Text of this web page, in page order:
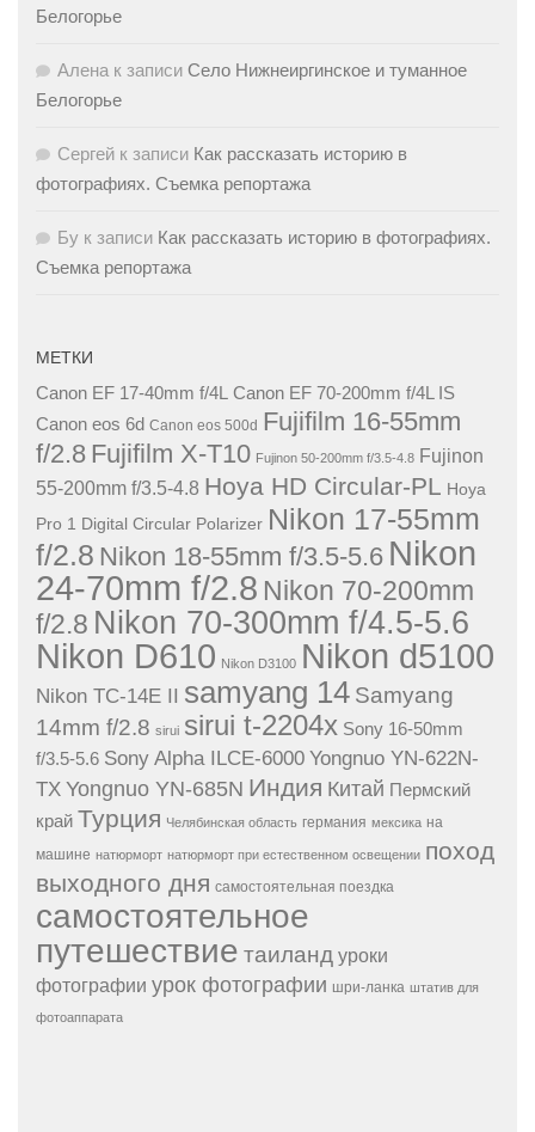
Белогорье
Алена к записи Село Нижнеиргинское и туманное
Белогорье
Сергей к записи Как рассказать историю в
фотографиях. Съемка репортажа
Бу к записи Как рассказать историю в фотографиях.
Съемка репортажа
МЕТКИ
Canon EF 17-40mm f/4L Canon EF 70-200mm f/4L IS
Canon eos 6d Canon eos 500d Fujifilm 16-55mm
f/2.8 Fujifilm X-T10 Fujinon 50-200mm f/3.5-4.8 Fujinon
55-200mm f/3.5-4.8 Hoya HD Circular-PL Hoya
Pro 1 Digital Circular Polarizer Nikon 17-55mm
f/2.8 Nikon 18-55mm f/3.5-5.6 Nikon
24-70mm f/2.8 Nikon 70-200mm
f/2.8 Nikon 70-300mm f/4.5-5.6
Nikon D610 Nikon D3100 Nikon d5100
Nikon TC-14E II samyang 14 Samyang
14mm f/2.8 sirui sirui t-2204x Sony 16-50mm
f/3.5-5.6 Sony Alpha ILCE-6000 Yongnuo YN-622N-
TX Yongnuo YN-685N Индия Китай Пермский
край Турция Челябинская область германия мексика на
машине натюрморт натюрморт при естественном освещении поход
выходного дня самостоятельная поездка
самостоятельное
путешествие таиланд уроки
фотографии урок фотографии шри-ланка штатив для
фотоаппарата